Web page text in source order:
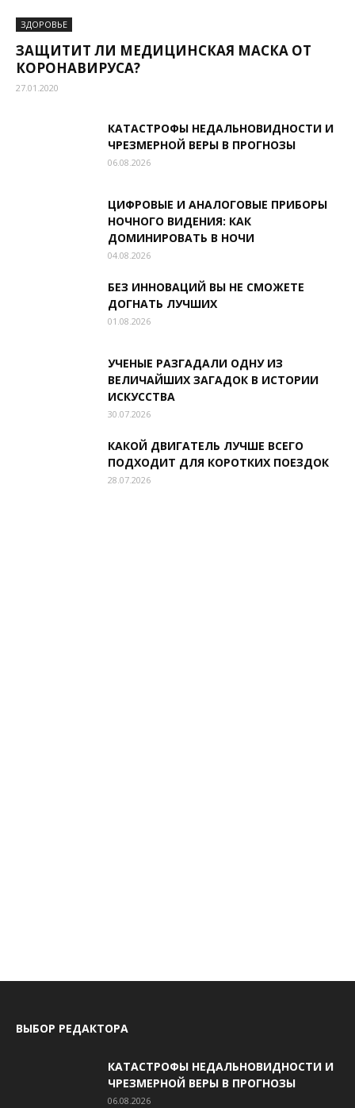
ЗДОРОВЬЕ
ЗАЩИТИТ ЛИ МЕДИЦИНСКАЯ МАСКА ОТ
КОРОНАВИРУСА?
27.01.2020
КАТАСТРОФЫ НЕДАЛЬНОВИДНОСТИ И
ЧРЕЗМЕРНОЙ ВЕРЫ В ПРОГНОЗЫ
06.08.2026
ЦИФРОВЫЕ И АНАЛОГОВЫЕ ПРИБОРЫ
НОЧНОГО ВИДЕНИЯ: КАК
ДОМИНИРОВАТЬ В НОЧИ
04.08.2026
БЕЗ ИННОВАЦИЙ ВЫ НЕ СМОЖЕТЕ
ДОГНАТЬ ЛУЧШИХ
01.08.2026
УЧЕНЫЕ РАЗГАДАЛИ ОДНУ ИЗ
ВЕЛИЧАЙШИХ ЗАГАДОК В ИСТОРИИ
ИСКУССТВА
30.07.2026
КАКОЙ ДВИГАТЕЛЬ ЛУЧШЕ ВСЕГО
ПОДХОДИТ ДЛЯ КОРОТКИХ ПОЕЗДОК
28.07.2026
ВЫБОР РЕДАКТОРА
КАТАСТРОФЫ НЕДАЛЬНОВИДНОСТИ И
ЧРЕЗМЕРНОЙ ВЕРЫ В ПРОГНОЗЫ
06.08.2026